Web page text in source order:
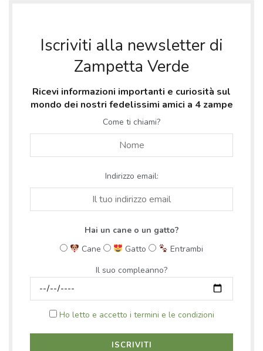
Iscriviti alla newsletter di
Zampetta Verde
Ricevi informazioni importanti e curiosità sul
mondo dei nostri fedelissimi amici a 4 zampe
Come ti chiami?
Indirizzo email:
Hai un cane o un gatto?
Cane
Gatto
Entrambi
Il suo compleanno?
Ho letto e accetto i termini e le condizioni